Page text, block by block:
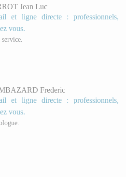
Jean Luc
et ligne directe : professionnels,
vous.
Frederic
et ligne directe : professionnels,
vous.